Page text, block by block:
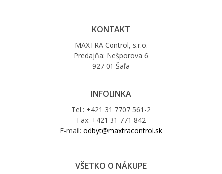
KONTAKT
MAXTRA Control, s.r.o.
Predajňa: Nešporova 6
927 01 Šaľa
INFOLINKA
Tel.: +421 31 7707 561-2
Fax: +421 31 771 842
E-mail: odbyt@maxtracontrol.sk
VŠETKO O NÁKUPE